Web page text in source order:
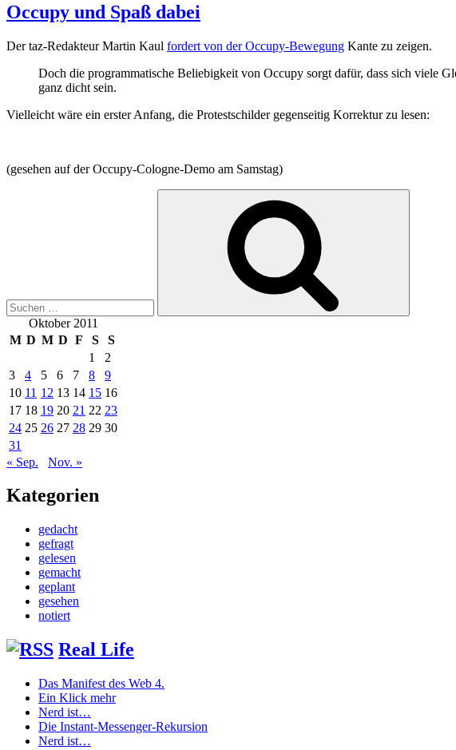
Occupy und Spaß dabei
Der taz-Redakteur Martin Kaul fordert von der Occupy-Bewegung Kante zu zeigen.
Doch die programmatische Beliebigkeit von Occupy sorgt dafür, dass sich viele
ganz dicht sein.
Vielleicht wäre ein erster Anfang, die Protestschilder gegenseitig Korrektur zu lesen:
(gesehen auf der Occupy-Cologne-Demo am Samstag)
Oktober 2011
M D M D F S
S
1
2
3
4 5 6 7 8
9
10 11 12 13 14 15 16
17 18 19 20 21 22 23
24 25 26 27 28 29 30
31
« Sep.
Nov. »
Kategorien
gedacht
gefragt
gelesen
gemacht
geplant
gesehen
notiert
Real Life
Das Manifest des Web 4.
Ein Klick mehr
Nerd ist…
Die Instant-Messenger-Rekursion
Nerd ist…